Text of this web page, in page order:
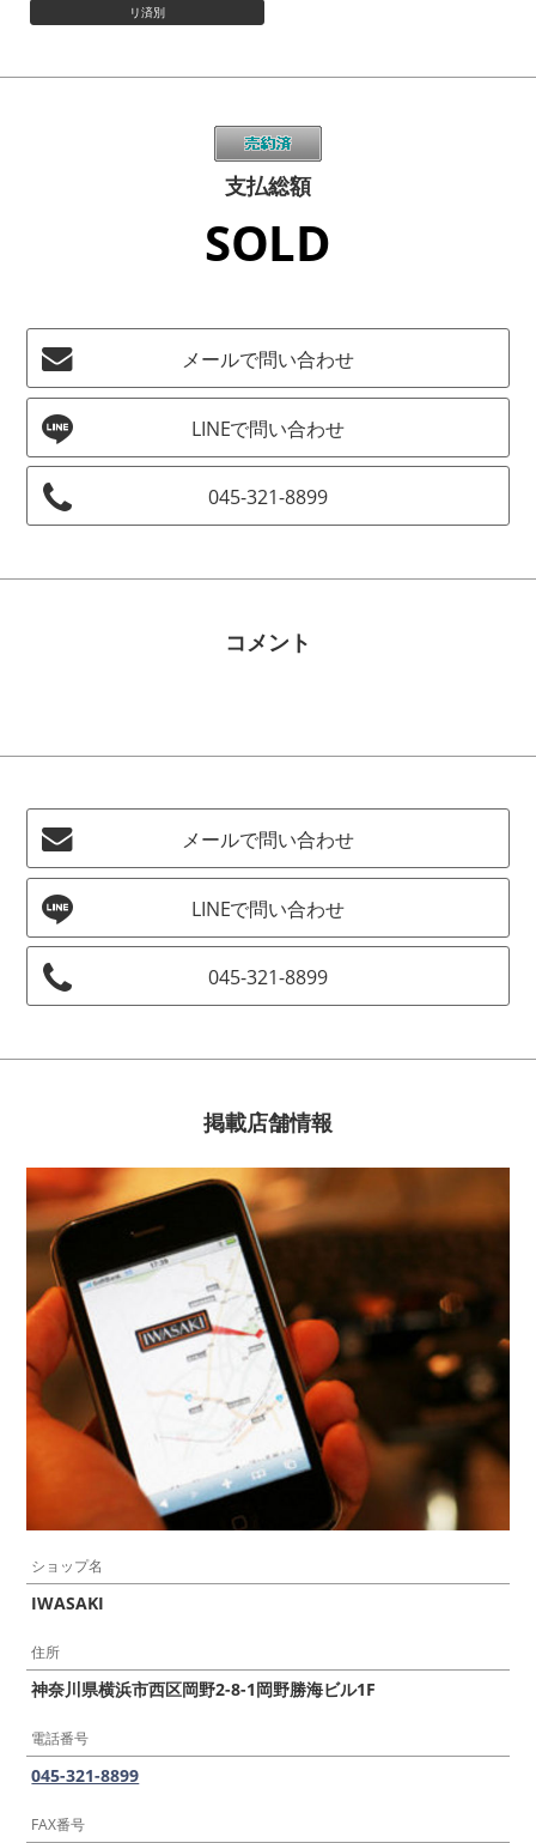
リ済別
支払総額
SOLD
メールで問い合わせ
045-321-8899
コメント
メールで問い合わせ
045-321-8899
掲載店舗情報
ショップ名
IWASAKI
住所
神奈川県横浜市西区岡野2-8-1岡野勝海ビル1F
電話番号
045-321-8899
FAX番号